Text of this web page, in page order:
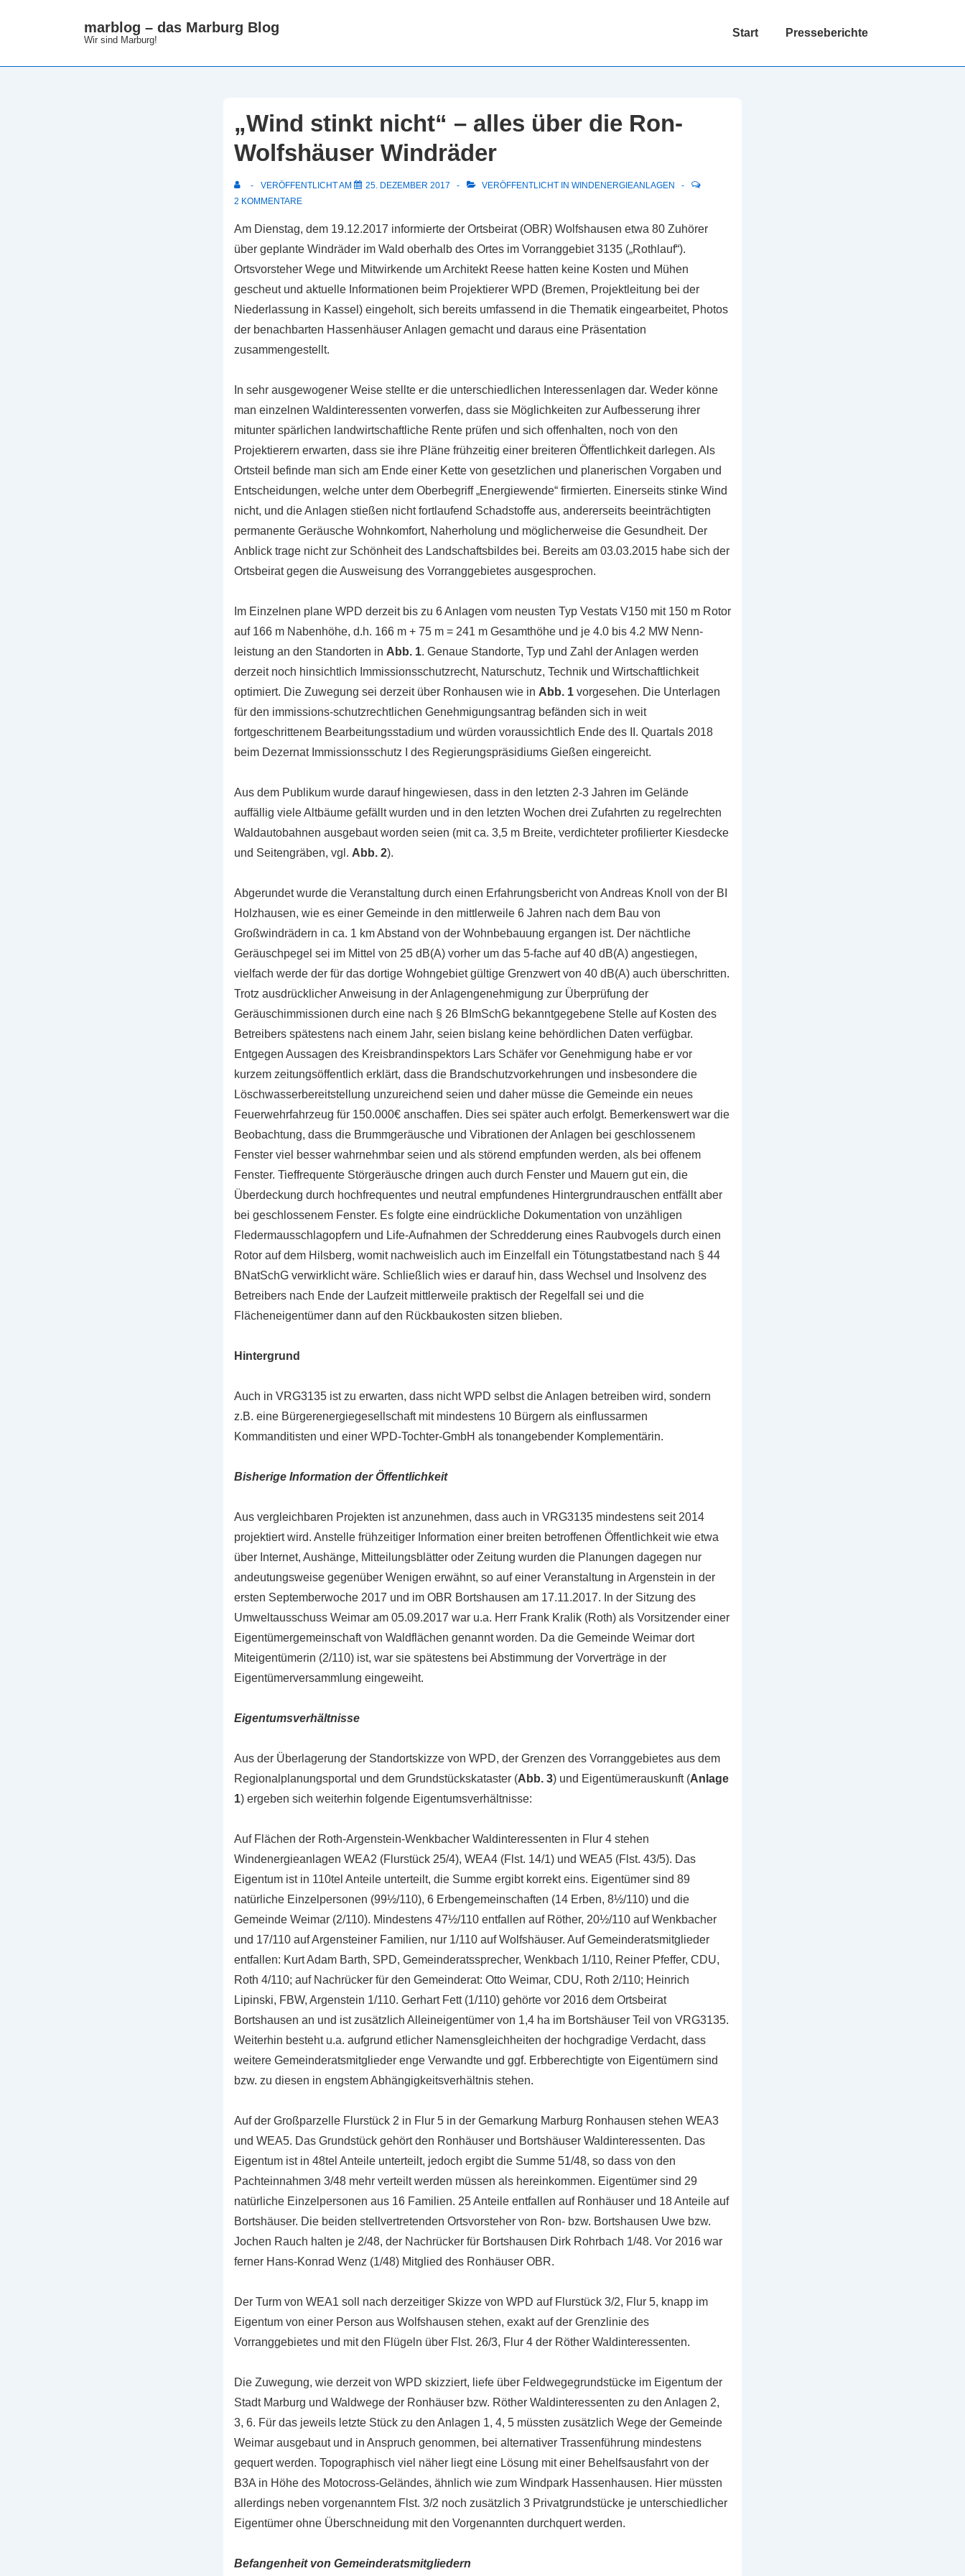
marblog – das Marburg Blog
Wir sind Marburg!
Hauptnavigation
Start Presseberichte
„Wind stinkt nicht“ – alles über die Ron-
Wolfshäuser Windräder
VERÖFFENTLICHT AM 25. DEZEMBER 2017 VERÖFFENTLICHT IN WINDENERGIEANLAGEN
2 KOMMENTARE
Am Dienstag, dem 19.12.2017 informierte der Ortsbeirat (OBR) Wolfshausen etwa 80 Zuhörer
über geplante Windräder im Wald oberhalb des Ortes im Vorranggebiet 3135 („Rothlauf“).
Ortsvorsteher Wege und Mitwirkende um Architekt Reese hatten keine Kosten und Mühen
gescheut und aktuelle Informationen beim Projektierer WPD (Bremen, Projektleitung bei der
Niederlassung in Kassel) eingeholt, sich bereits umfassend in die Thematik eingearbeitet, Photos
der benachbarten Hassenhäuser Anlagen gemacht und daraus eine Präsentation
zusammengestellt.
In sehr ausgewogener Weise stellte er die unterschiedlichen Interessenlagen dar. Weder könne
man einzelnen Waldinteressenten vorwerfen, dass sie Möglichkeiten zur Aufbesserung ihrer
mitunter spärlichen landwirtschaftliche Rente prüfen und sich offenhalten, noch von den
Projektierern erwarten, dass sie ihre Pläne frühzeitig einer breiteren Öffentlichkeit darlegen. Als
Ortsteil befinde man sich am Ende einer Kette von gesetzlichen und planerischen Vorgaben und
Entscheidungen, welche unter dem Oberbegriff „Energiewende“ firmierten. Einerseits stinke Wind
nicht, und die Anlagen stießen nicht fortlaufend Schadstoffe aus, andererseits beeinträchtigten
permanente Geräusche Wohnkomfort, Naherholung und möglicherweise die Gesundheit. Der
Anblick trage nicht zur Schönheit des Landschaftsbildes bei. Bereits am 03.03.2015 habe sich der
Ortsbeirat gegen die Ausweisung des Vorranggebietes ausgesprochen.
Im Einzelnen plane WPD derzeit bis zu 6 Anlagen vom neusten Typ Vestats V150 mit 150 m Rotor
auf 166 m Nabenhöhe, d.h. 166 m + 75 m = 241 m Gesamthöhe und je 4.0 bis 4.2 MW Nenn-
leistung an den Standorten in Abb. 1. Genaue Standorte, Typ und Zahl der Anlagen werden
derzeit noch hinsichtlich Immissionsschutzrecht, Naturschutz, Technik und Wirtschaftlichkeit
optimiert. Die Zuwegung sei derzeit über Ronhausen wie in Abb. 1vorgesehen. Die Unterlagen
für den immissions-schutzrechtlichen Genehmigungsantrag befänden sich in weit
fortgeschrittenem Bearbeitungsstadium und würden voraussichtlich Ende des II. Quartals 2018
beim Dezernat Immissionsschutz I des Regierungspräsidiums Gießen eingereicht.
Aus dem Publikum wurde darauf hingewiesen, dass in den letzten 2-3 Jahren im Gelände
auffällig viele Altbäume gefällt wurden und in den letzten Wochen drei Zufahrten zu regelrechten
Waldautobahnen ausgebaut worden seien (mit ca. 3,5 m Breite, verdichteter profilierter Kiesdecke
und Seitengräben, vgl. Abb. 2).
Abgerundet wurde die Veranstaltung durch einen Erfahrungsbericht von Andreas Knoll von der BI
Holzhausen, wie es einer Gemeinde in den mittlerweile 6 Jahren nach dem Bau von
Großwindrädern in ca. 1 km Abstand von der Wohnbebauung ergangen ist. Der nächtliche
Geräuschpegel sei im Mittel von 25 dB(A) vorher um das 5-fache auf 40 dB(A) angestiegen,
vielfach werde der für das dortige Wohngebiet gültige Grenzwert von 40 dB(A) auch überschritten.
Trotz ausdrücklicher Anweisung in der Anlagengenehmigung zur Überprüfung der
Geräuschimmissionen durch eine nach § 26 BImSchG bekanntgegebene Stelle auf Kosten des
Betreibers spätestens nach einem Jahr, seien bislang keine behördlichen Daten verfügbar.
Entgegen Aussagen des Kreisbrandinspektors Lars Schäfer vor Genehmigung habe er vor
kurzem zeitungsöffentlich erklärt, dass die Brandschutzvorkehrungen und insbesondere die
Löschwasserbereitstellung unzureichend seien und daher müsse die Gemeinde ein neues
Feuerwehrfahrzeug für 150.000€ anschaffen. Dies sei später auch erfolgt. Bemerkenswert war die
Beobachtung, dass die Brummgeräusche und Vibrationen der Anlagen bei geschlossenem
Fenster viel besser wahrnehmbar seien und als störend empfunden werden, als bei offenem
Fenster. Tieffrequente Störgeräusche dringen auch durch Fenster und Mauern gut ein, die
Überdeckung durch hochfrequentes und neutral empfundenes Hintergrundrauschen entfällt aber
bei geschlossenem Fenster. Es folgte eine eindrückliche Dokumentation von unzähligen
Fledermausschlagopfern und Life-Aufnahmen der Schredderung eines Raubvogels durch einen
Rotor auf dem Hilsberg, womit nachweislich auch im Einzelfall ein Tötungstatbestand nach § 44
BNatSchG verwirklicht wäre. Schließlich wies er darauf hin, dass Wechsel und Insolvenz des
Betreibers nach Ende der Laufzeit mittlerweile praktisch der Regelfall sei und die
Flächeneigentümer dann auf den Rückbaukosten sitzen blieben.
Hintergrund
Auch in VRG3135 ist zu erwarten, dass nicht WPD selbst die Anlagen betreiben wird, sondern
z.B. eine Bürgerenergiegesellschaft mit mindestens 10 Bürgern als einflussarmen
Kommanditisten und einer WPD-Tochter-GmbH als tonangebender Komplementärin.
Bisherige Information der Öffentlichkeit
Aus vergleichbaren Projekten ist anzunehmen, dass auch in VRG3135 mindestens seit 2014
projektiert wird. Anstelle frühzeitiger Information einer breiten betroffenen Öffentlichkeit wie etwa
über Internet, Aushänge, Mitteilungsblätter oder Zeitung wurden die Planungen dagegen nur
andeutungsweise gegenüber Wenigen erwähnt, so auf einer Veranstaltung in Argenstein in der
ersten Septemberwoche 2017 und im OBR Bortshausen am 17.11.2017. In der Sitzung des
Umweltausschuss Weimar am 05.09.2017 war u.a. Herr Frank Kralik (Roth) als Vorsitzender einer
Eigentümergemeinschaft von Waldflächen genannt worden. Da die Gemeinde Weimar dort
Miteigentümerin (2/110) ist, war sie spätestens bei Abstimmung der Vorverträge in der
Eigentümerversammlung eingeweiht.
Eigentumsverhältnisse
Aus der Überlagerung der Standortskizze von WPD, der Grenzen des Vorranggebietes aus dem
Regionalplanungsportal und dem Grundstückskataster (Abb. 3) und Eigentümerauskunft (Anlage
1) ergeben sich weiterhin folgende Eigentumsverhältnisse:
Auf Flächen der Roth-Argenstein-Wenkbacher Waldinteressenten in Flur 4 stehen
Windenergieanlagen WEA2 (Flurstück 25/4), WEA4 (Flst. 14/1) und WEA5 (Flst. 43/5). Das
Eigentum ist in 110tel Anteile unterteilt, die Summe ergibt korrekt eins. Eigentümer sind 89
natürliche Einzelpersonen (99½/110), 6 Erbengemeinschaften (14 Erben, 8½/110) und die
Gemeinde Weimar (2/110). Mindestens 47½/110 entfallen auf Röther, 20½/110 auf Wenkbacher
und 17/110 auf Argensteiner Familien, nur 1/110 auf Wolfshäuser. Auf Gemeinderatsmitglieder
entfallen: Kurt Adam Barth, SPD, Gemeinderatssprecher, Wenkbach 1/110, Reiner Pfeffer, CDU,
Roth 4/110; auf Nachrücker für den Gemeinderat: Otto Weimar, CDU, Roth 2/110; Heinrich
Lipinski, FBW, Argenstein 1/110. Gerhart Fett (1/110) gehörte vor 2016 dem Ortsbeirat
Bortshausen an und ist zusätzlich Alleineigentümer von 1,4 ha im Bortshäuser Teil von VRG3135.
Weiterhin besteht u.a. aufgrund etlicher Namensgleichheiten der hochgradige Verdacht, dass
weitere Gemeinderatsmitglieder enge Verwandte und ggf. Erbberechtigte von Eigentümern sind
bzw. zu diesen in engstem Abhängigkeitsverhältnis stehen.
Auf der Großparzelle Flurstück 2 in Flur 5 in der Gemarkung Marburg Ronhausen stehen WEA3
und WEA5. Das Grundstück gehört den Ronhäuser und Bortshäuser Waldinteressenten. Das
Eigentum ist in 48tel Anteile unterteilt, jedoch ergibt die Summe 51/48, so dass von den
Pachteinnahmen 3/48 mehr verteilt werden müssen als hereinkommen. Eigentümer sind 29
natürliche Einzelpersonen aus 16 Familien. 25 Anteile entfallen auf Ronhäuser und 18 Anteile auf
Bortshäuser. Die beiden stellvertretenden Ortsvorsteher von Ron- bzw. Bortshausen Uwe bzw.
Jochen Rauch halten je 2/48, der Nachrücker für Bortshausen Dirk Rohrbach 1/48. Vor 2016 war
ferner Hans-Konrad Wenz (1/48) Mitglied des Ronhäuser OBR.
Der Turm von WEA1 soll nach derzeitiger Skizze von WPD auf Flurstück 3/2, Flur 5, knapp im
Eigentum von einer Person aus Wolfshausen stehen, exakt auf der Grenzlinie des
Vorranggebietes und mit den Flügeln über Flst. 26/3, Flur 4 der Röther Waldinteressenten.
Die Zuwegung, wie derzeit von WPD skizziert, liefe über Feldwegegrundstücke im Eigentum der
Stadt Marburg und Waldwege der Ronhäuser bzw. Röther Waldinteressenten zu den Anlagen 2,
3, 6. Für das jeweils letzte Stück zu den Anlagen 1, 4, 5 müssten zusätzlich Wege der Gemeinde
Weimar ausgebaut und in Anspruch genommen, bei alternativer Trassenführung mindestens
gequert werden. Topographisch viel näher liegt eine Lösung mit einer Behelfsausfahrt von der
B3A in Höhe des Motocross-Geländes, ähnlich wie zum Windpark Hassenhausen. Hier müssten
allerdings neben vorgenanntem Flst. 3/2 noch zusätzlich 3 Privatgrundstücke je unterschiedlicher
Eigentümer ohne Überschneidung mit den Vorgenannten durchquert werden.
Befangenheit von Gemeinderatsmitgliedern